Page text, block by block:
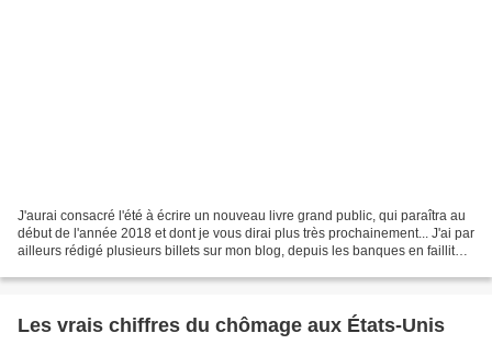
J'aurai consacré l'été à écrire un nouveau livre grand public, qui paraîtra au
début de l'année 2018 et dont je vous dirai plus très prochainement... J'ai par
ailleurs rédigé plusieurs billets sur mon blog, depuis les banques en faillite
Les vrais chiffres du chômage aux États-Unis